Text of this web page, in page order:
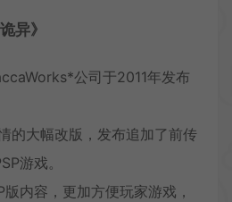
异》
公司于2011年发布
的大幅改版，发布追加了前传
游戏。
内容，更加方便玩家游戏，